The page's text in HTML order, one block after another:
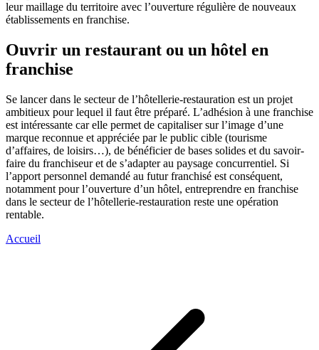
leur maillage du territoire avec l’ouverture régulière de nouveaux
établissements en franchise.
Ouvrir un restaurant ou un hôtel en
franchise
Se lancer dans le secteur de l’hôtellerie-restauration est un projet
ambitieux pour lequel il faut être préparé. L’adhésion à une franchise
est intéressante car elle permet de capitaliser sur l’image d’une
marque reconnue et appréciée par le public cible (tourisme
d’affaires, de loisirs…), de bénéficier de bases solides et du savoir-
faire du franchiseur et de s’adapter au paysage concurrentiel. Si
l’apport personnel demandé au futur franchisé est conséquent,
notamment pour l’ouverture d’un hôtel, entreprendre en franchise
dans le secteur de l’hôtellerie-restauration reste une opération
rentable.
Accueil